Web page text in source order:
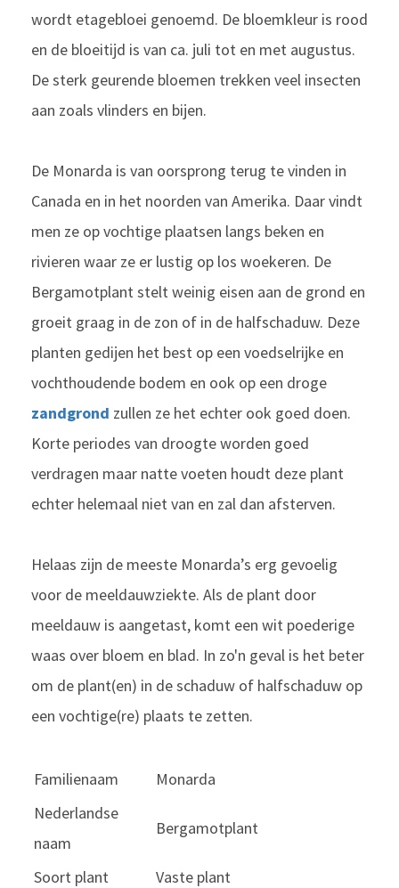
wordt etagebloei genoemd. De bloemkleur is rood
en de bloeitijd is van ca. juli tot en met augustus.
De sterk geurende bloemen trekken veel insecten
aan zoals vlinders en bijen.
De Monarda is van oorsprong terug te vinden in
Canada en in het noorden van Amerika. Daar vindt
men ze op vochtige plaatsen langs beken en
rivieren waar ze er lustig op los woekeren. De
Bergamotplant stelt weinig eisen aan de grond en
groeit graag in de zon of in de halfschaduw. Deze
planten gedijen het best op een voedselrijke en
vochthoudende bodem en ook op een droge
zandgrond zullen ze het echter ook goed doen.
Korte periodes van droogte worden goed
verdragen maar natte voeten houdt deze plant
echter helemaal niet van en zal dan afsterven.
Helaas zijn de meeste Monarda’s erg gevoelig
voor de meeldauwziekte. Als de plant door
meeldauw is aangetast, komt een wit poederige
waas over bloem en blad. In zo'n geval is het beter
om de plant(en) in de schaduw of halfschaduw op
een vochtige(re) plaats te zetten.
Familienaam
Monarda
Nederlandse
naam
Bergamotplant
Soort plant Vaste plant